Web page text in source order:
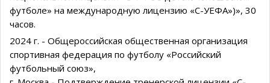
футболе» на международную лицензию «С-УЕФА»)», 30
часов.
2024 г. - Общероссийская общественная организация
спортивная федерация по футболу «Российский
футбольный союз»,